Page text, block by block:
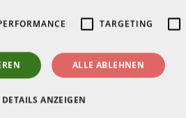
TARGETING
ALLE ABLEHNEN
DETAILS ANZEIGEN